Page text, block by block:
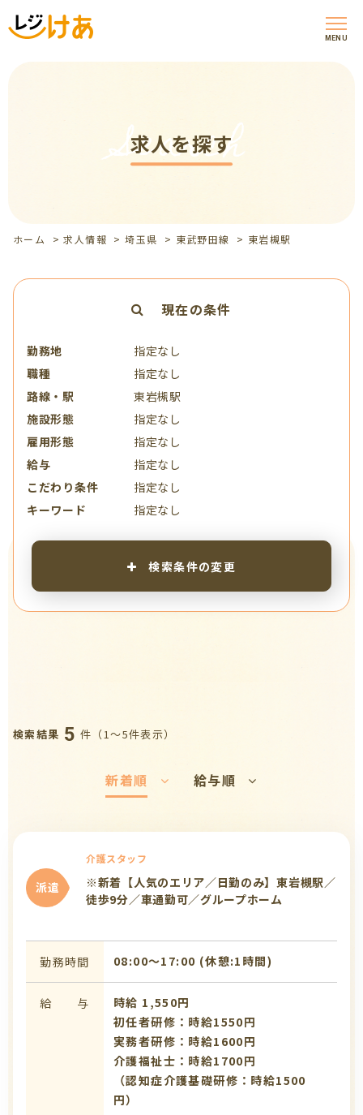
MENU
求人を探す
Search
ホーム >求人情報 >埼玉県 > 東武野田線 > 東岩槻駅
現在の条件
勤務地
指定なし
職種
指定なし
路線・駅
東岩槻駅
施設形態
指定なし
雇用形態
指定なし
給与
指定なし
こだわり条件
指定なし
キーワード
指定なし
検索条件の変更
検索結果 5 件（1〜5件表示）
新着順 給与順
派遣
介護スタッフ
※新着【人気のエリア／日勤のみ】東岩槻駅／
徒歩9分／車通勤可／グループホーム
勤務時間 08:00〜17:00 (休憩:1時間)
給 与
時給 1,550円
初任者研修：時給1550円
実務者研修：時給1600円
介護福祉士：時給1700円
（認知症介護基礎研修：時給1500
円）